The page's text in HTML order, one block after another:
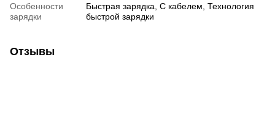
Особенности
зарядки
Быстрая зарядка, С кабелем, Технология
быстрой зарядки
Отзывы